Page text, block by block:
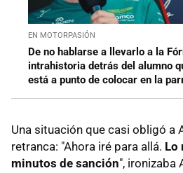
EN MOTORPASIÓN
De no hablarse a llevarlo a la
intrahistoria detrás del alumno
está a punto de colocar en la
Una situación que casi obligó a
retranca: "Ahora iré para allá. Lo
minutos de sanción", ironizaba